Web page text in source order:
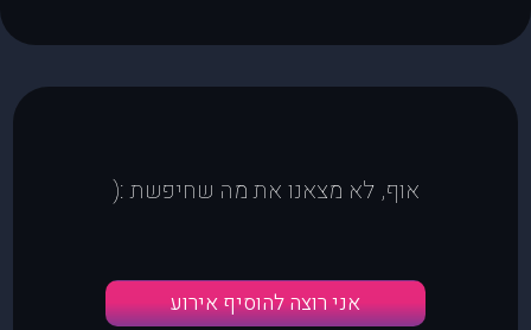
אוף, לא מצאנו את מה שחיפשת :(
אני רוצה להוסיף אירוע